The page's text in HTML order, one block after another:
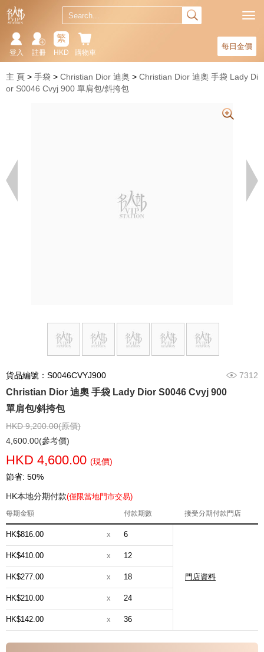
每日金價
購物車
繁
HKD
註冊
登入
主 頁 手袋 Christian Dior 迪奥
Christian Dior 迪奧 手袋 Lady Di
or S0046 Cvyj 900 單肩包/斜挎包
貨品編號：S0046CVYJ900 7312
Christian Dior 迪奧 手袋 Lady Dior S0046 Cvyj 900
單肩包/斜挎包
HKD 9,200.00(原價)
4,600.00(參考價)
HKD 4,600.00 (現價)
節省: 50%
HK本地分期付款(僅限當地門市交易)
每期金額 付款期數 接受分期付款門店
HK$816.00 x 6
門店資料
HK$410.00 x 12
HK$277.00 x 18
HK$210.00 x 24
HK$142.00 x 36